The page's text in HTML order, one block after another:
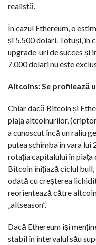
realistă.
În cazul Ethereum, o
și 5.500 dolari. Totuși, în
upgrade-uri de succes și
7.000 dolari nu este
Altcoins: Se profilează
Chiar dacă Bitcoin și
piața altcoinurilor,
a cunoscut încă un raliu
putea schimba în vara lui
rotația capitalului în
Bitcoin inițiază ciclul bull,
odată cu creșterea
reorientează către
„altseason”.
Dacă Ethereum își
stabil în intervalul său